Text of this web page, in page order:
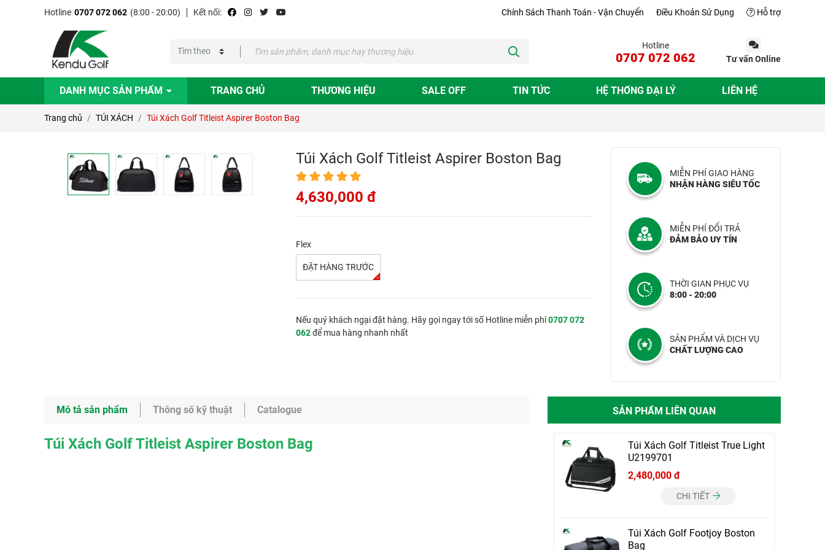
Hotline 0707 072 062 (8:00 - 20:00) Kết nối: Chính Sách Thanh Toán - Vận Chuyển Điều Khoản Sử Dụng Hỗ trợ
Hotline
0707 072 062 Tư vấn Online
DANH MỤC SẢN PHẨM TRANG CHỦ THƯƠNG HIỆU SALE OFF TIN TỨC HỆ THỐNG ĐẠI LÝ LIÊN HỆ
Trang chủ TÚI XÁCH Túi Xách Golf Titleist Aspirer Boston Bag
Túi Xách Golf Titleist Aspirer Boston Bag
4,630,000 đ
Flex
ĐẶT HÀNG TRƯỚC
Nếu quý khách ngại đặt hàng. Hãy gọi ngay tới số Hotline miễn phí0707 072
062để mua hàng nhanh nhất
MIỄN PHÍ GIAO HÀNG
NHẬN HÀNG SIÊU TỐC
MIỄN PHÍ ĐỔI TRẢ
ĐẢM BẢO UY TÍN
THỜI GIAN PHỤC VỤ
8:00 - 20:00
SẢN PHẨM VÀ DỊCH VỤ
CHẤT LƯỢNG CAO
Mô tả sản phẩm Thông số kỹ thuật Catalogue
Túi Xách Golf Titleist Aspirer Boston Bag
SẢN PHẨM LIÊN QUAN
Túi Xách Golf Titleist True Light
U2199701
2,480,000 đ
CHI TIẾT
Túi Xách Golf Footjoy Boston
Bag